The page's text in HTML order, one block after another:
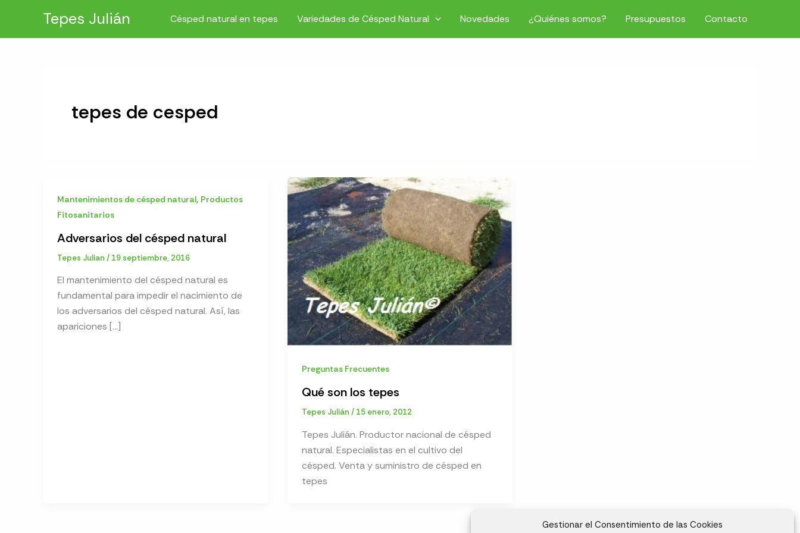
Gestionar el Consentimiento de las Cookies
contenido
Tepes Julián Césped natural en tepes Variedades de Césped Natural Novedades ¿Quiénes somos? Presupuestos Contacto
tepes de cesped
Mantenimientos de césped natural, Productos
Fitosanitarios
Adversarios del césped natural
Tepes Julian / 19 septiembre, 2016
El mantenimiento del césped natural es
fundamental para impedir el nacimiento de
los adversarios del césped natural. Así, las
apariciones […]
Preguntas Frecuentes
Qué son los tepes
Tepes Julián / 15 enero, 2012
Tepes Julián. Productor nacional de césped
natural. Especialistas en el cultivo del
césped. Venta y suministro de césped en
tepes